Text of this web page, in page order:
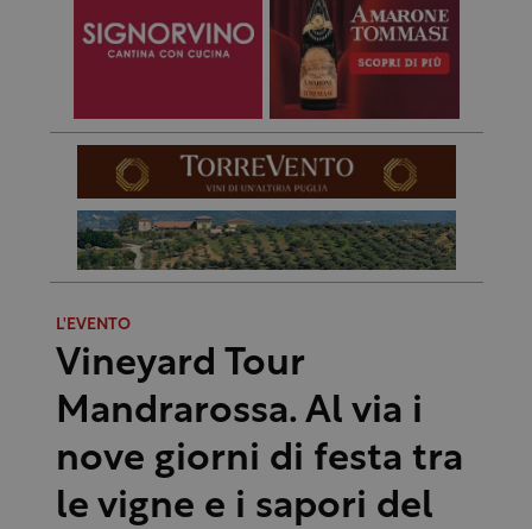
L'EVENTO
Vineyard Tour
Mandrarossa. Al via i
nove giorni di festa tra
le vigne e i sapori del